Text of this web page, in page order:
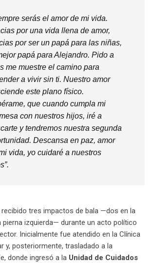
serás el amor de mi vida.
por una vida llena de amor,
por ser un papá para las niñas,
papá para Alejandro. Pido a
me muestre el camino para
a vivir sin ti. Nuestro amor
este plano físico.
que cuando cumpla mi
con nuestros hijos, iré a
y tendremos nuestra segunda
Descansa en paz, amor
vida, yo cuidaré a nuestros
recibido tres impactos de bala —dos en la
pierna izquierda— durante un acto político
Inicialmente fue atendido en la Clínica
y, posteriormente, trasladado a la
donde ingresó a la Unidad de Cuidados